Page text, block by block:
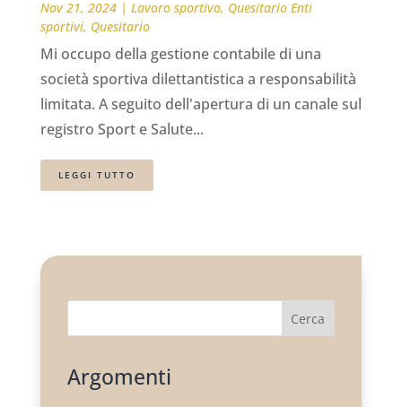
Nov 21, 2024| Lavoro sportivo, Quesitario Enti
sportivi, Quesitario
Mi occupo della gestione contabile di una
società sportiva dilettantistica a responsabilità
limitata. A seguito dell'apertura di un canale sul
registro Sport e Salute...
LEGGI TUTTO
Cerca
Argomenti